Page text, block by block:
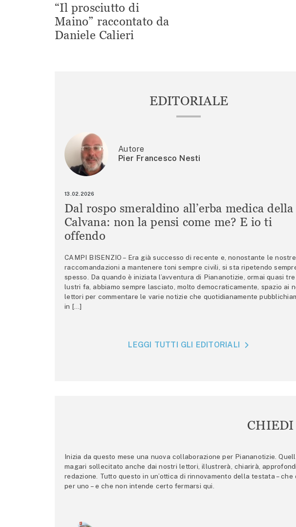
“Il prosciutto di
Maino” raccontato da
Daniele Calieri
EDITORIALE
Autore
Pier Francesco Nesti
13.02.2026
Dal rospo smeraldino all’erba medica della
Calvana: non la pensi come me? E io ti
offendo
CAMPI BISENZIO – Era già successo di recente e, nonostante le nostre
raccomandazioni a mantenere toni sempre civili, si sta ripetendo
spesso. Da quando è iniziata l’avventura di Piananotizie, ormai quasi tre
lustri fa, abbiamo sempre lasciato, molto democraticamente, spazio ai
lettori per commentare le varie notizie che quotidianamente
in […]
LEGGI TUTTI GLI EDITORIALI
CHIEDI
Inizia da questo mese una nuova collaborazione per Piananotizie.
magari sollecitato anche dai nostri lettori, illustrerà, chiarirà,
redazione. Tutto questo in un’ottica di rinnovamento della testata –
per uno – e che non intende certo fermarsi qui.